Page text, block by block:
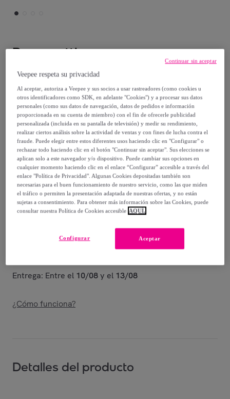
Buonarotti
Sandalia de Mujer, Estilo Valenciana de
Yute, Diseño Moderno, Detalles en la Pala
29,99 €
59,98 €
-50%
Vendido porShoes and Blues
Entrega: Entre el 10/08y el 13/08
¿Cómo funciona?
Detalles del producto
Veepee respeta su privacidad
Al aceptar, autoriza a Veepee y sus socios a usar rastreadores (como cookies u
otros identificadores como SDK, en adelante "Cookies") y a procesar sus datos
personales (como sus datos de navegación, datos de pedidos e información
proporcionada en su cuenta de miembro) con el fin de ofrecerle publicidad
personalizada (incluida en su pantalla de televisión) y medir su rendimiento,
realizar ciertos análisis sobre la actividad de ventas y con fines de lucha contra el
fraude. Puede elegir entre estos diferentes usos haciendo clic en "Configurar" o
rechazar todo haciendo clic en el botón "Continuar sin aceptar". Sus elecciones se
aplican solo a este navegador y/o dispositivo. Puede cambiar sus opciones en
cualquier momento haciendo clic en el enlace “Configurar” accesible a través del
enlace "Política de Privacidad". Algunas Cookies depositadas también son
necesarias para el buen funcionamiento de nuestro servicio, como las que miden
el tráfico o permiten la presentación adaptada de nuestras ofertas, y no están
sujetas a consentimiento. Para obtener más información sobre las Cookies, puede
consultar nuestra Política de Cookies accesible AQUÍ.
Aceptar
Configurar
Continuar sin aceptar